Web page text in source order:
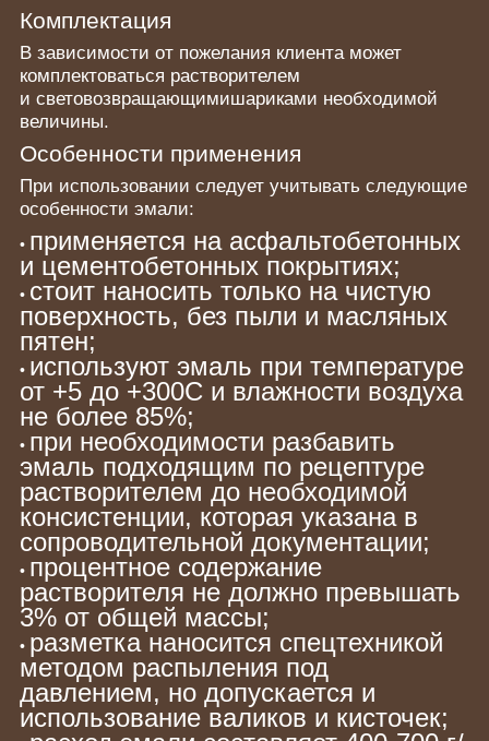
Комплектация
В зависимости от пожелания клиента может
комплектоваться растворителем
и световозвращающимишариками необходимой
величины.
Особенности применения
При использовании следует учитывать следующие
особенности эмали:
• применяется на асфальтобетонных
и цементобетонных покрытиях;
• стоит наносить только на чистую
поверхность, без пыли и масляных
пятен;
• используют эмаль при температуре
от +5 до +300С и влажности воздуха
не более 85%;
• при необходимости разбавить
эмаль подходящим по рецептуре
растворителем до необходимой
консистенции, которая указана в
сопроводительной документации;
• процентное содержание
растворителя не должно превышать
3% от общей массы;
• разметка наносится спецтехникой
методом распыления под
давлением, но допускается и
использование валиков и кисточек;